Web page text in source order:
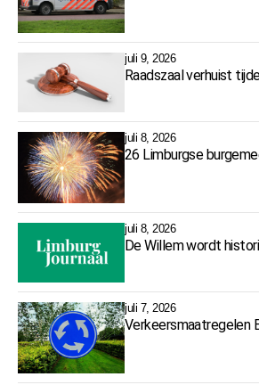
juli 9, 2026
Raadszaal verhuist
juli 8, 2026
26 Limburgse
juli 8, 2026
De Willem wordt
juli 7, 2026
Verkeersmaatregelen